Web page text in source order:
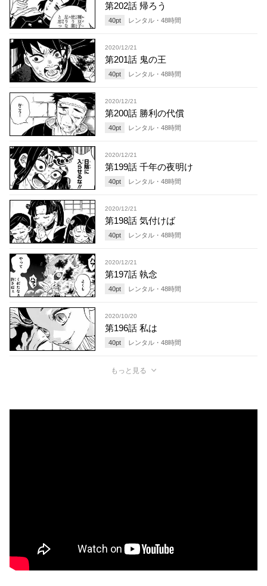
第202話 帰ろう
40pt レンタル・ 48時間
2020/12/21
第201話 鬼の王
40pt レンタル・ 48時間
2020/12/21
第200話 勝利の代償
40pt レンタル・ 48時間
2020/12/21
第199話 千年の夜明け
40pt レンタル・ 48時間
2020/12/21
第198話 気付けば
40pt レンタル・ 48時間
2020/12/21
第197話 執念
40pt レンタル・ 48時間
2020/10/20
第196話 私は
40pt レンタル・ 48時間
もっと見る